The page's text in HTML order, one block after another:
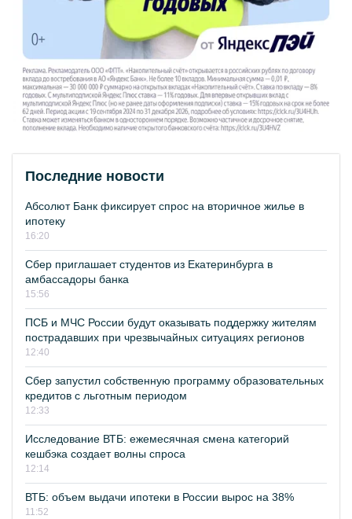
Последние новости
Абсолют Банк фиксирует спрос на вторичное жилье в
ипотеку
16:20
Сбер приглашает студентов из Екатеринбурга в
амбассадоры банка
15:56
ПСБ и МЧС России будут оказывать поддержку жителям
пострадавших при чрезвычайных ситуациях регионов
12:40
Сбер запустил собственную программу образовательных
кредитов с льготным периодом
12:33
Исследование ВТБ: ежемесячная смена категорий
кешбэка создает волны спроса
12:14
ВТБ: объем выдачи ипотеки в России вырос на 38%
11:52